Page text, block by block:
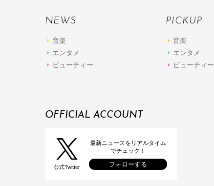
NEWS
音楽
エンタメ
ビューティー
PICKUP
音楽
エンタメ
ビューティー
OFFICIAL ACCOUNT
公式Twitter
最新ニュースをリアルタイム
でチェック！
フォローする